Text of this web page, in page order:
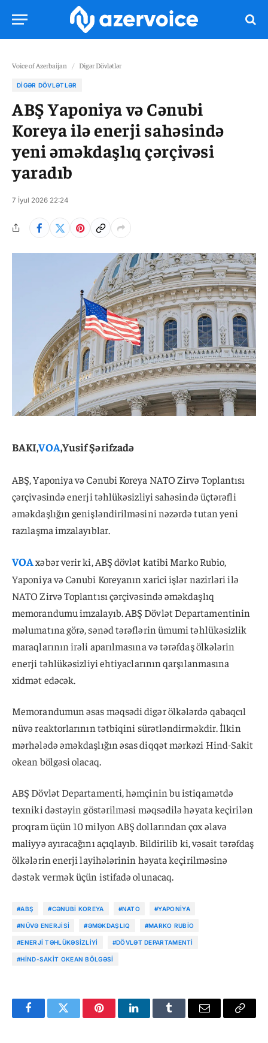
Voice of Azerbaijan / Digər Dövlətlər
DIGƏR DÖVLƏTLƏR
ABŞ Yaponiya və Cənubi
Koreya ilə enerji sahəsində
yeni əməkdaşlıq çərçivəsi
yaradıb
7 İyul 2026 22:24
BAKI,VOA,Yusif Şərifzadə
ABŞ, Yaponiya və Cənubi Koreya NATO Zirvə Toplantısı
çərçivəsində enerji təhlükəsizliyi sahəsində üçtərəfli
əməkdaşlığın genişləndirilməsini nəzərdə tutan yeni
razılaşma imzalayıblar.
VOAxəbər verir ki, ABŞ dövlət katibi Marko Rubio,
Yaponiya və Cənubi Koreyanın xarici işlər nazirləri ilə
NATO Zirvə Toplantısı çərçivəsində əməkdaşlıq
memorandumu imzalayıb. ABŞ Dövlət Departamentinin
məlumatına görə, sənəd tərəflərin ümumi təhlükəsizlik
maraqlarının irəli aparılmasına və tərəfdaş ölkələrin
enerji təhlükəsizliyi ehtiyaclarının qarşılanmasına
xidmət edəcək.
Memorandumun əsas məqsədi digər ölkələrdə qabaqcıl
nüvə reaktorlarının tətbiqini sürətləndirməkdir. İlkin
mərhələdə əməkdaşlığın əsas diqqət mərkəzi Hind-Sakit
okean bölgəsi olacaq.
ABŞ Dövlət Departamenti, həmçinin bu istiqamətdə
texniki dəstəyin göstərilməsi məqsədilə həyata keçirilən
proqram üçün 10 milyon ABŞ dollarından çox əlavə
maliyyə ayıracağını açıqlayıb. Bildirilib ki, vəsait tərəfdaş
ölkələrin enerji layihələrinin həyata keçirilməsinə
dəstək vermək üçün istifadə olunacaq.
#ABŞ #CƏNUBI KOREYA #NATO #YAPONIYA
#NÜVƏ ENERJISI #ƏMƏKDAŞLIQ #MARKO RUBIO
#ENERJI TƏHLÜKƏSIZLIYI #DÖVLƏT DEPARTAMENTI
#HIND-SAKIT OKEAN BÖLGƏSI
FacebookTwitter PinterestLinkedInTumblr Email
Copy